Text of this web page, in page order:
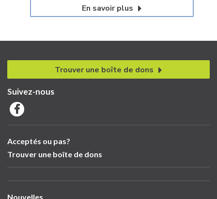
En savoir plus
Acceptés ou pas?
Trouver une boîte de dons
Nouvelles
Trouver une boîte de dons
Suivez-nous